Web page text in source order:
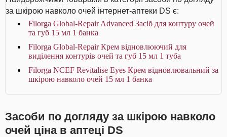
за шкірою навколо очей інтернет-аптеки DS є:
Filorga Global-Repair Advanced Засіб для контуру очей
та губ 15 мл 1 банка
Filorga Global-Repair Крем відновлюючий для
виділення контурів очей та губ 15 мл 1 туба
Filorga NCEF Revitalise Eyes Крем відновлювальний за
шкірою навколо очей 15 мл 1 банка
Засоби по догляду за шкірою навколо
очей ціна в аптеці DS